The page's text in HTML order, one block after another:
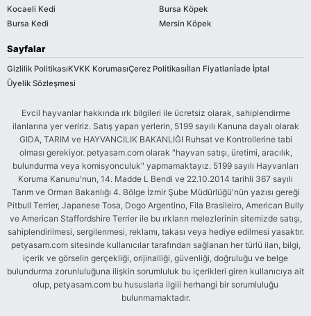
Kocaeli Kedi
Bursa Kedi
Bursa Köpek
Mersin Köpek
Sayfalar
Gizlilik PolitikasıKVKK KorumasıÇerez Politikasıİlan Fiyatlarıİade İptal
Üyelik Sözleşmesi
Evcil hayvanlar hakkında ırk bilgileri ile ücretsiz olarak, sahiplendirme
ilanlarına yer veririz. Satış yapan yerlerin, 5199 sayılı Kanuna dayalı olarak
GIDA, TARIM ve HAYVANCILIK BAKANLIĞI Ruhsat ve Kontrollerine tabi
olması gerekiyor. petyasam.com olarak "hayvan satışı, üretimi, aracılık,
bulundurma veya komisyonculuk" yapmamaktayız. 5199 sayılı Hayvanları
Koruma Kanunu'nun, 14. Madde L Bendi ve 22.10.2014 tarihli 367 sayılı
Tarım ve Orman Bakanlığı 4. Bölge İzmir Şube Müdürlüğü'nün yazısı gereği
Pitbull Terrier, Japanese Tosa, Dogo Argentino, Fila Brasileiro, American Bully
ve American Staffordshire Terrier ile bu ırkların melezlerinin sitemizde satışı,
sahiplendirilmesi, sergilenmesi, reklamı, takası veya hediye edilmesi yasaktır.
petyasam.com sitesinde kullanıcılar tarafından sağlanan her türlü ilan, bilgi,
içerik ve görselin gerçekliği, orijinalliği, güvenliği, doğruluğu ve belge
bulundurma zorunluluğuna ilişkin sorumluluk bu içerikleri giren kullanıcıya ait
olup, petyasam.com bu hususlarla ilgili herhangi bir sorumluluğu
bulunmamaktadır.